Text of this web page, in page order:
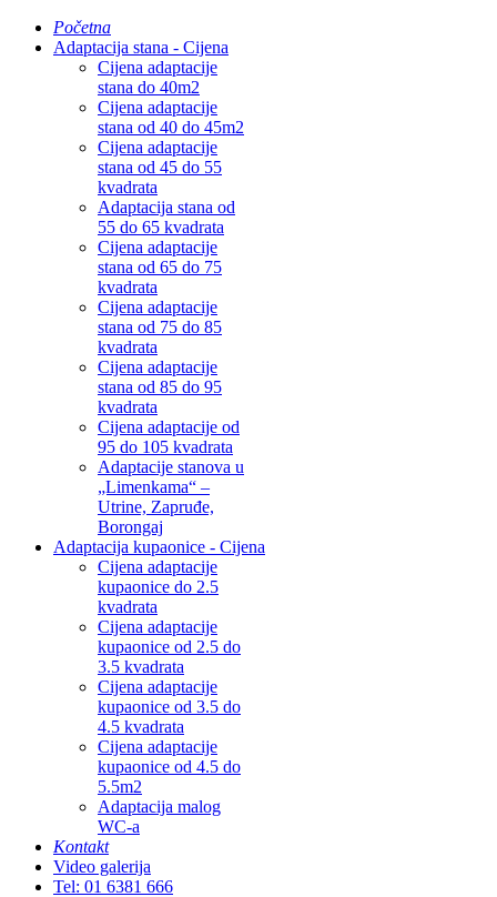
Početna
Adaptacija stana - Cijena
Cijena adaptacije
stana do 40m2
Cijena adaptacije
stana od 40 do 45m2
Cijena adaptacije
stana od 45 do 55
kvadrata
Adaptacija stana od
55 do 65 kvadrata
Cijena adaptacije
stana od 65 do 75
kvadrata
Cijena adaptacije
stana od 75 do 85
kvadrata
Cijena adaptacije
stana od 85 do 95
kvadrata
Cijena adaptacije od
95 do 105 kvadrata
Adaptacije stanova u
„Limenkama“ –
Utrine, Zapruđe,
Borongaj
Adaptacija kupaonice - Cijena
Cijena adaptacije
kupaonice do 2.5
kvadrata
Cijena adaptacije
kupaonice od 2.5 do
3.5 kvadrata
Cijena adaptacije
kupaonice od 3.5 do
4.5 kvadrata
Cijena adaptacije
kupaonice od 4.5 do
5.5m2
Adaptacija malog
WC-a
Kontakt
Video galerija
Tel: 01 6381 666